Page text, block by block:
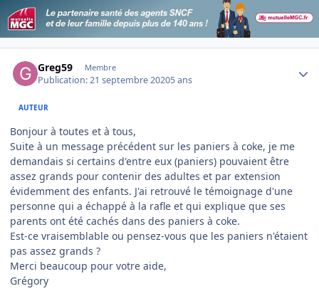
Greg59 Membre
Publication:21 septembre 20205 ans
AUTEUR
Bonjour à toutes et à tous,
Suite à un message précédent sur les paniers à coke, je me
demandais si certains d'entre eux (paniers) pouvaient être
assez grands pour contenir des adultes et par extension
évidemment des enfants. J'ai retrouvé le témoignage d'une
personne qui a échappé à la rafle et qui explique que ses
parents ont été cachés dans des paniers à coke.
Est-ce vraisemblable ou pensez-vous que les paniers n'étaient
pas assez grands ?
Merci beaucoup pour votre aide,
Grégory